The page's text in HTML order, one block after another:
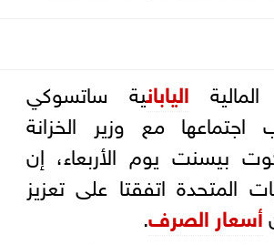
اليابانية ساتسوكي
اجتماعها ​مع وزير الخزانة
بيسنت يوم الأربعاء، إن
المتحدة اتفقتا على تعزيز
أسعار الصرف.